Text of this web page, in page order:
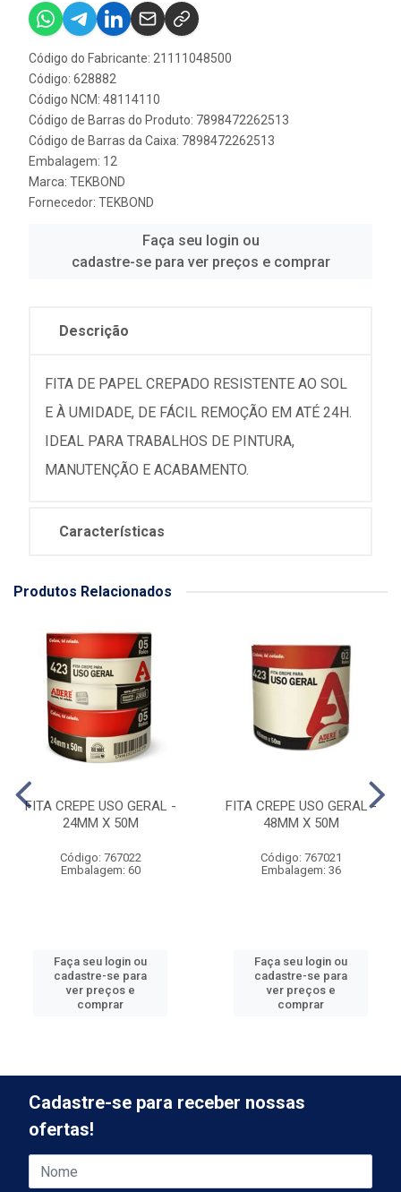
Código do Fabricante: 21111048500
Código: 628882
Código NCM: 48114110
Código de Barras do Produto: 7898472262513
Código de Barras da Caixa: 7898472262513
Embalagem: 12
Marca: TEKBOND
Fornecedor: TEKBOND
Faça seu login ou
cadastre-se para ver preços e comprar
Descrição
FITA DE PAPEL CREPADO RESISTENTE AO SOL
E À UMIDADE, DE FÁCIL REMOÇÃO EM ATÉ 24H.
IDEAL PARA TRABALHOS DE PINTURA,
MANUTENÇÃO E ACABAMENTO.
Características
Produtos Relacionados
FITA CREPE USO GERAL -
24MM X 50M
Código: 767022
Embalagem: 60
Faça seu login ou
cadastre-se para
ver preços e
comprar
FITA CREPE USO GERAL -
48MM X 50M
Código: 767021
Embalagem: 36
Faça seu login ou
cadastre-se para
ver preços e
comprar
Cadastre-se para receber nossas
ofertas!